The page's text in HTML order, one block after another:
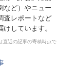
など）やニュー
査レポートなど
しています。
直近の記事の寄稿時点で